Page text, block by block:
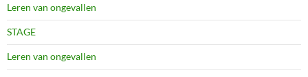
Leren van ongevallen
STAGE
Leren van ongevallen